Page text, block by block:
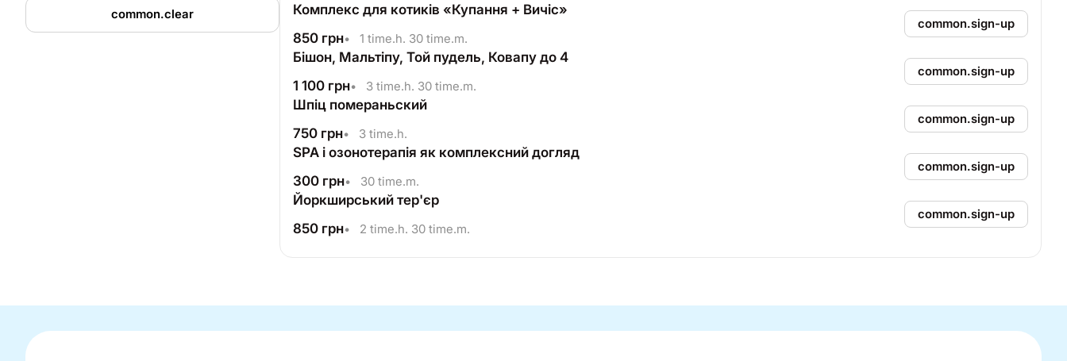
common.clear
Комплекс для котиків «Купання + Вичіс»
850 грн• 1 time.h. 30 time.m.
common.sign-up
Бішон, Мальтіпу, Той пудель, Ковапу до 4
1 100 грн• 3 time.h. 30 time.m.
common.sign-up
Шпіц помераньский
750 грн• 3 time.h.
common.sign-up
SPA і озонотерапія як комплексний догляд
300 грн• 30 time.m.
common.sign-up
Йоркширський тер'єр
850 грн• 2 time.h. 30 time.m.
common.sign-up